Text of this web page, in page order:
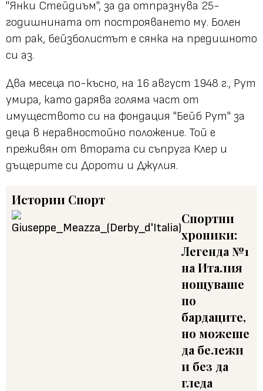
"Янки Стейдиъм", за да отпразнува 25-
годишнината от построяването му. Болен
от рак, бейзболистът е сянка на предишното
си аз.
Два месеца по-късно, на 16 август 1948 г., Рут
умира, като дарява голяма част от
имуществото си на фондация "Бейб Рут" за
деца в неравностойно положение. Той е
преживян от втората си съпруга Клер и
дъщерите си Дороти и Джулия.
Истории Спорт
Спортни
хроники:
Легенда №1
на Италия
нощуваше
по
бардаците,
но можеше
да бележи
и без да
гледа